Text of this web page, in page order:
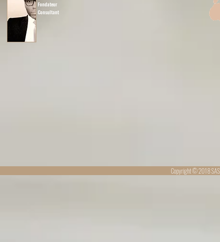
Fondateur
Consultant
Copyright © 2018